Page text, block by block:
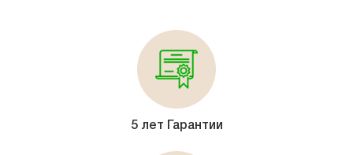
5 лет Гарантии